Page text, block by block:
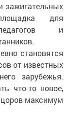
зажигательных
для
и
становятся
от известных
зарубежья.
что-то новое,
максимум